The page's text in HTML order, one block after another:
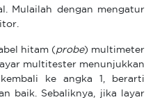
Mulailah dengan mengatur
hitam (probe) multimeter
multitester menunjukkan
ke angka 1, berarti
baik. Sebaliknya, jika layar